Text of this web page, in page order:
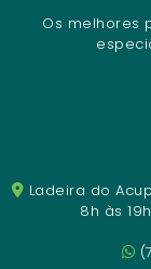
Os melhores
Ladeira do
8h às